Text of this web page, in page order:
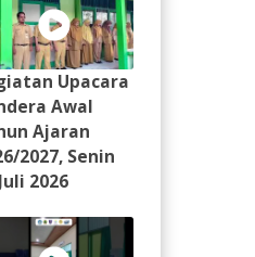
Upacara
Awal
Ajaran
2027, Senin
2026